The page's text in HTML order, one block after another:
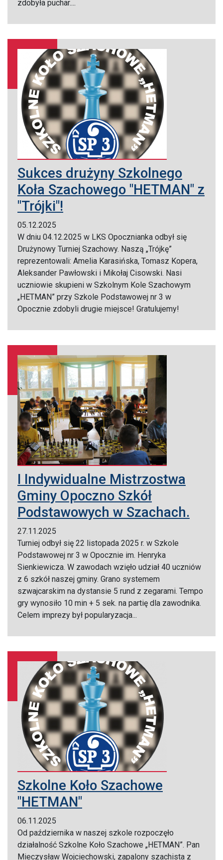
zdobyła puchar....
Sukces drużyny Szkolnego
Koła Szachowego "HETMAN" z
"Trójki"!
05.12.2025
W dniu 04.12.2025 w LKS Opocznianka odbył się
Drużynowy Turniej Szachowy. Naszą „Trójkę”
reprezentowali: Amelia Karasińska, Tomasz Kopera,
Aleksander Pawłowski i Mikołaj Cisowski. Nasi
uczniowie skupieni w Szkolnym Kole Szachowym
„HETMAN” przy Szkole Podstawowej nr 3 w
Opocznie zdobyli drugie miejsce! Gratulujemy!
I Indywidualne Mistrzostwa
Gminy Opoczno Szkół
Podstawowych w Szachach.
27.11.2025
Turniej odbył się 22 listopada 2025 r. w Szkole
Podstawowej nr 3 w Opocznie im. Henryka
Sienkiewicza. W zawodach wzięło udział 40 uczniów
z 6 szkół naszej gminy. Grano systemem
szwajcarskim na dystansie 5 rund z zegarami. Tempo
gry wynosiło 10 min + 5 sek. na partię dla zawodnika.
Celem imprezy był popularyzacja...
Szkolne Koło Szachowe
"HETMAN"
06.11.2025
Od października w naszej szkole rozpoczęło
działalność Szkolne Koło Szachowe „HETMAN”. Pan
Mieczysław Wojciechowski, zapalony szachista z